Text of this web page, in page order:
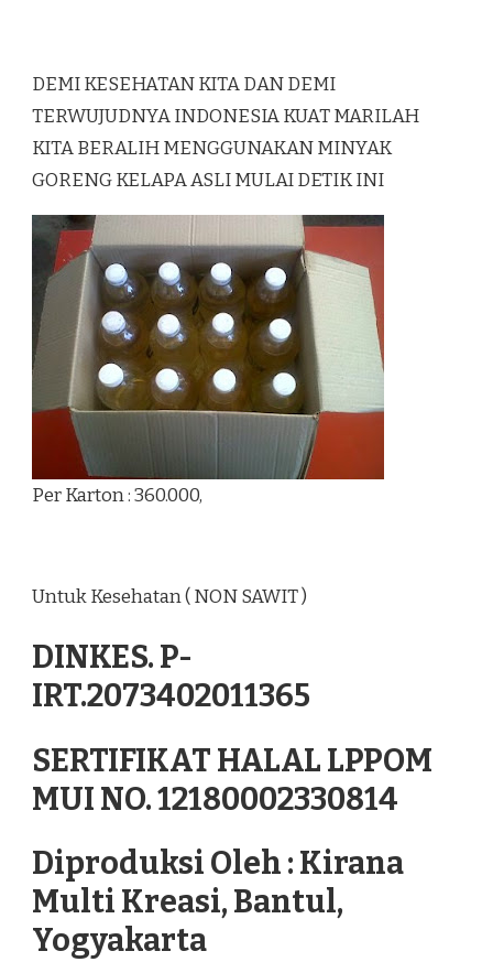
DEMI KESEHATAN KITA DAN DEMI
TERWUJUDNYA INDONESIA KUAT MARILAH
KITA BERALIH MENGGUNAKAN MINYAK
GORENG KELAPA ASLI MULAI DETIK INI
Per Karton : 360.000,
Untuk Kesehatan ( NON SAWIT )
DINKES. P-
IRT.2073402011365
SERTIFIKAT HALAL LPPOM
MUI NO. 12180002330814
Diproduksi Oleh : Kirana
Multi Kreasi, Bantul,
Yogyakarta